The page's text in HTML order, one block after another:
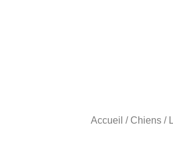
Accueil / Chiens /